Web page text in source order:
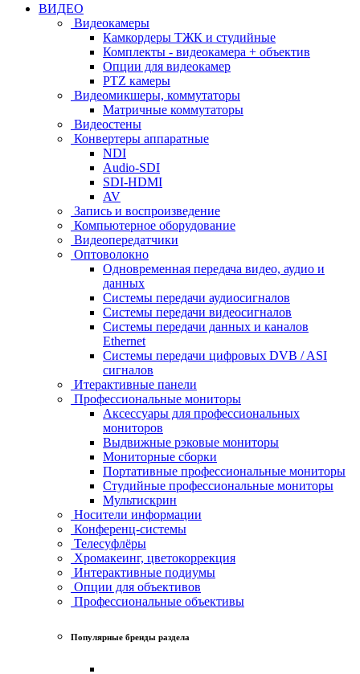
ВИДЕО
Видеокамеры
Камкордеры ТЖК и студийные
Комплекты - видеокамера + объектив
Опции для видеокамер
PTZ камеры
Видеомикшеры, коммутаторы
Матричные коммутаторы
Видеостены
Конвертеры аппаратные
NDI
Audio-SDI
SDI-HDMI
AV
Запись и воспроизведение
Компьютерное оборудование
Видеопередатчики
Оптоволокно
Одновременная передача видео, аудио и
данных
Системы передачи аудиосигналов
Системы передачи видеосигналов
Системы передачи данных и каналов
Ethernet
Системы передачи цифровых DVB / ASI
сигналов
Итерактивные панели
Профессиональные мониторы
Аксессуары для профессиональных
мониторов
Выдвижные рэковые мониторы
Мониторные сборки
Портативные профессиональные мониторы
Студийные профессиональные мониторы
Мультискрин
Носители информации
Конференц-системы
Телесуфлёры
Хромакеинг, цветокоррекция
Интерактивные подиумы
Опции для объективов
Профессиональные объективы
Популярные бренды раздела